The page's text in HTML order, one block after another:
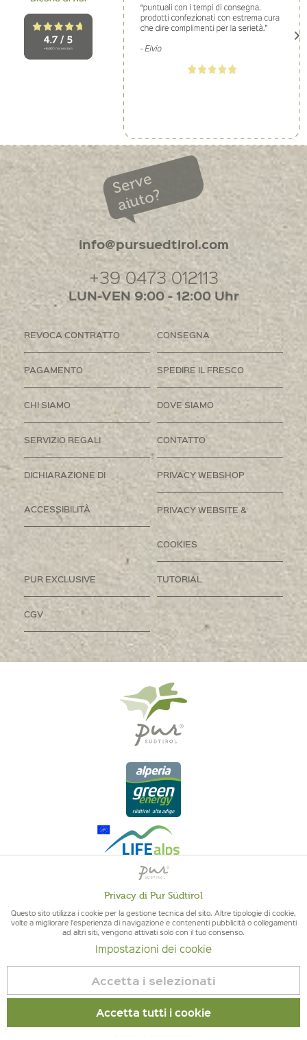
Serve
aiuto?
info@pursuedtirol.com
+39 0473 012113
LUN-VEN 9:00 - 12:00 Uhr
REVOCA CONTRATTO CONSEGNA
PAGAMENTO SPEDIRE IL FRESCO
CHI SIAMO DOVE SIAMO
SERVIZIO REGALI CONTATTO
DICHIARAZIONE DI
ACCESSIBILITÀ
PRIVACY WEBSHOP
PRIVACY WEBSITE &
COOKIES
PUR EXCLUSIVE TUTORIAL
CGV
QUALITÀ DELL'ALTO ADIGE - ORIGINE ALTOATESINA E QUALITÁ
CONTROLLATA
Tracciamento
Non
Privacy di Pur Südtirol
Questo sito utilizza i cookie per la gestione tecnica del sito. Altre tipologie di cookie,
volte a migliorare l'esperienza di navigazione e contenenti pubblicità o collegamenti
ad altri siti, vengono attivati solo con il tuo consenso.
Impostazioni dei cookie
Accetta i selezionati
Accetta tutti i cookie